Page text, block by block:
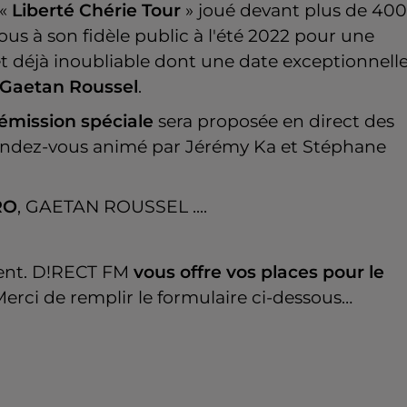
Liberté Chérie Tour » joué devant plus de 400
à son fidèle public à l'été 2022 pour une
déjà inoubliable dont une date
Gaetan Roussel.
spéciale sera proposée en direct des
vous animé par Jérémy Ka et Stéphane
, GAETAN ROUSSEL ....
D!RECT FM vous offre vos places pour le
de remplir le formulaire ci-dessous…